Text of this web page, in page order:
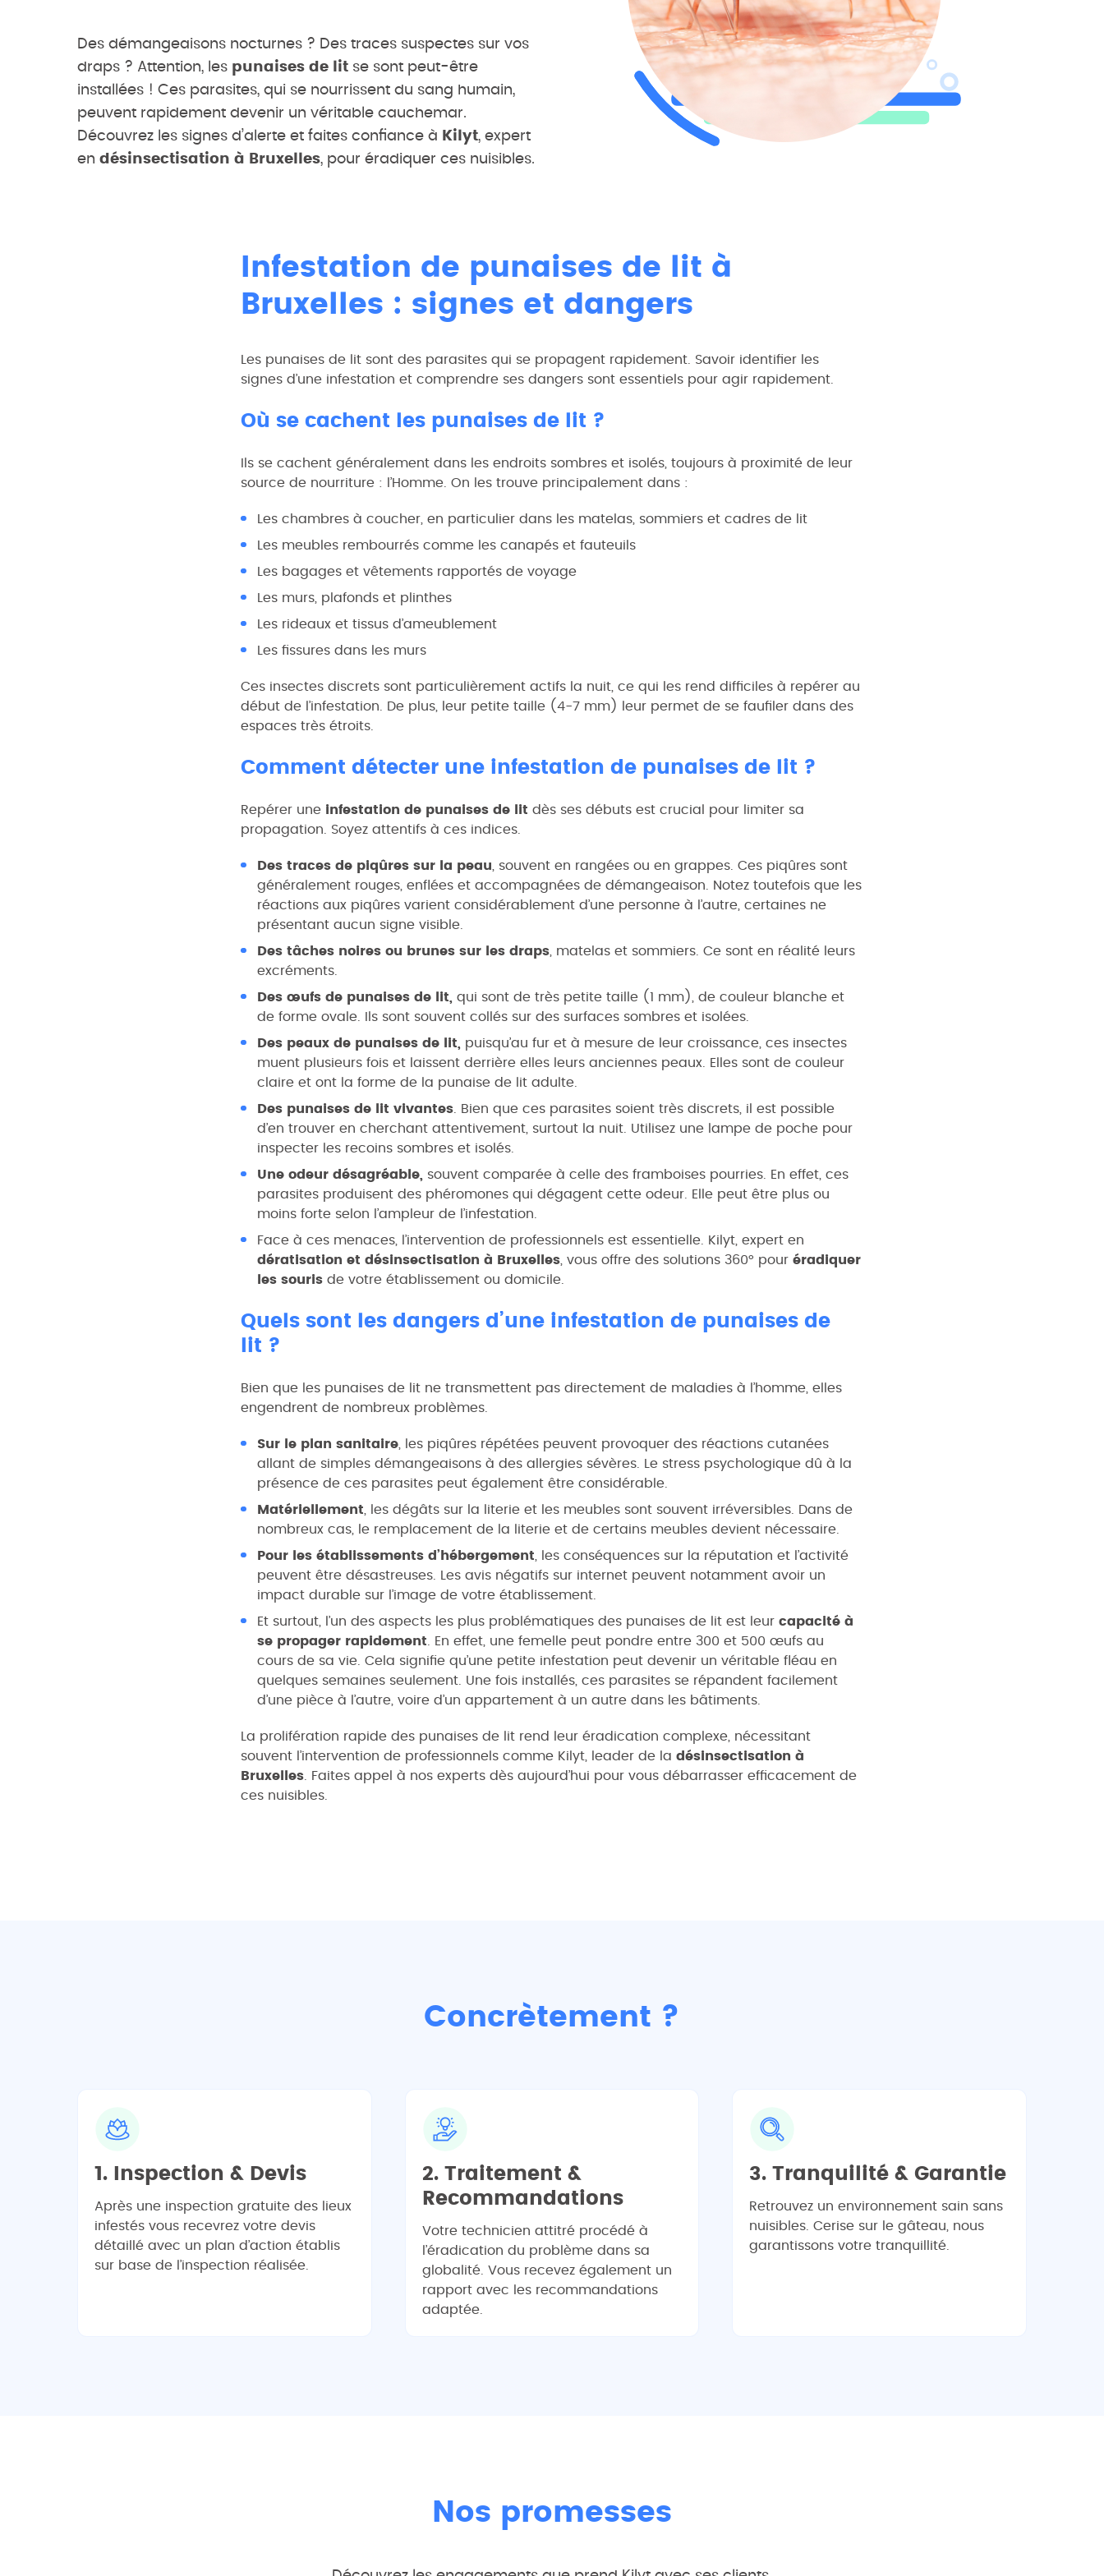
Des démangeaisons nocturnes ? Des traces suspectes sur vos
draps ? Attention, les punaises de lit se sont peut-être
installées ! Ces parasites, qui se nourrissent du sang humain,
peuvent rapidement devenir un véritable cauchemar.
Découvrez les signes d’alerte et faites confiance à Kilyt, expert
endésinsectisation à Bruxelles, pour éradiquer ces nuisibles.
Infestation de punaises de lit à
Bruxelles : signes et dangers
Les punaises de lit sont des parasites qui se propagent rapidement. Savoir identifier les
signes d’une infestation et comprendre ses dangers sont essentiels pour agir rapidement.
Où se cachent les punaises de lit ?
Ils se cachent généralement dans les endroits sombres et isolés, toujours à proximité de leur
source de nourriture : l’Homme. On les trouve principalement dans :
Les chambres à coucher, en particulier dans les matelas, sommiers et cadres de lit
Les meubles rembourrés comme les canapés et fauteuils
Les bagages et vêtements rapportés de voyage
Les murs, plafonds et plinthes
Les rideaux et tissus d’ameublement
Les fissures dans les murs
Ces insectes discrets sont particulièrement actifs la nuit, ce qui les rend difficiles à repérer au
début de l’infestation. De plus, leur petite taille (4-7 mm) leur permet de se faufiler dans des
espaces très étroits.
Comment détecter une infestation de punaises de lit ?
Repérer une infestation de punaises de lit dès ses débuts est crucial pour limiter sa
propagation. Soyez attentifs à ces indices.
Des traces de piqûres sur la peau , souvent en rangées ou en grappes. Ces piqûres sont
généralement rouges, enflées et accompagnées de démangeaison. Notez toutefois que les
réactions aux piqûres varient considérablement d’une personne à l’autre, certaines ne
présentant aucun signe visible.
Des tâches noires ou brunes sur les draps , matelas et sommiers. Ce sont en réalité leurs
excréments.
Des œufs de punaises de lit,
qui sont de très petite taille (1 mm), de couleur blanche et
de forme ovale. Ils sont souvent collés sur des surfaces sombres et isolées.
Des peaux de punaises de lit, puisqu’au fur et à mesure de leur croissance, ces insectes
muent plusieurs fois et laissent derrière elles leurs anciennes peaux. Elles sont de couleur
claire et ont la forme de la punaise de lit adulte.
Des punaises de lit vivantes . Bien que ces parasites soient très discrets, il est possible
d’en trouver en cherchant attentivement, surtout la nuit. Utilisez une lampe de poche pour
inspecter les recoins sombres et isolés.
Une odeur désagréable,
souvent comparée à celle des framboises pourries. En effet, ces
parasites produisent des phéromones qui dégagent cette odeur. Elle peut être plus ou
moins forte selon l’ampleur de l’infestation.
Face à ces menaces, l’intervention de professionnels est essentielle. Kilyt, expert en
dératisation et désinsectisation à Bruxelles , vous offre des solutions 360° pouréradiquer
les sourisde votre établissement ou domicile.
Quels sont les dangers d’une infestation de punaises de
lit ?
Bien que les punaises de lit ne transmettent pas directement de maladies à l’homme, elles
engendrent de nombreux problèmes.
Sur le plan sanitaire , les piqûres répétées peuvent provoquer des réactions cutanées
allant de simples démangeaisons à des allergies sévères. Le stress psychologique dû à la
présence de ces parasites peut également être considérable.
Matériellement , les dégâts sur la literie et les meubles sont souvent irréversibles. Dans de
nombreux cas, le remplacement de la literie et de certains meubles devient nécessaire.
Pour les établissements d’hébergement , les conséquences sur la réputation et l’activité
peuvent être désastreuses. Les avis négatifs sur internet peuvent notamment avoir un
impact durable sur l’image de votre établissement.
Et surtout, l’un des aspects les plus problématiques des punaises de lit est leurcapacité à
se propager rapidement . En effet, une femelle peut pondre entre 300 et 500 œufs au
cours de sa vie. Cela signifie qu’une petite infestation peut devenir un véritable fléau en
quelques semaines seulement. Une fois installés, ces parasites se répandent facilement
d’une pièce à l’autre, voire d’un appartement à un autre dans les bâtiments.
La prolifération rapide des punaises de lit rend leur éradication complexe, nécessitant
souvent l’intervention de professionnels comme Kilyt, leader de ladésinsectisation à
Bruxelles . Faites appel à nos experts dès aujourd’hui pour vous débarrasser efficacement de
ces nuisibles.
Concrètement ?
1. Inspection & Devis
Après une inspection gratuite des lieux
infestés vous recevrez votre devis
détaillé avec un plan d’action établis
sur base de l’inspection réalisée.
2. Traitement &
Recommandations
Votre technicien attitré procédé à
l’éradication du problème dans sa
globalité. Vous recevez également un
rapport avec les recommandations
adaptée.
3. Tranquilité & Garantie
Retrouvez un environnement sain sans
nuisibles. Cerise sur le gâteau, nous
garantissons votre tranquillité.
Nos promesses